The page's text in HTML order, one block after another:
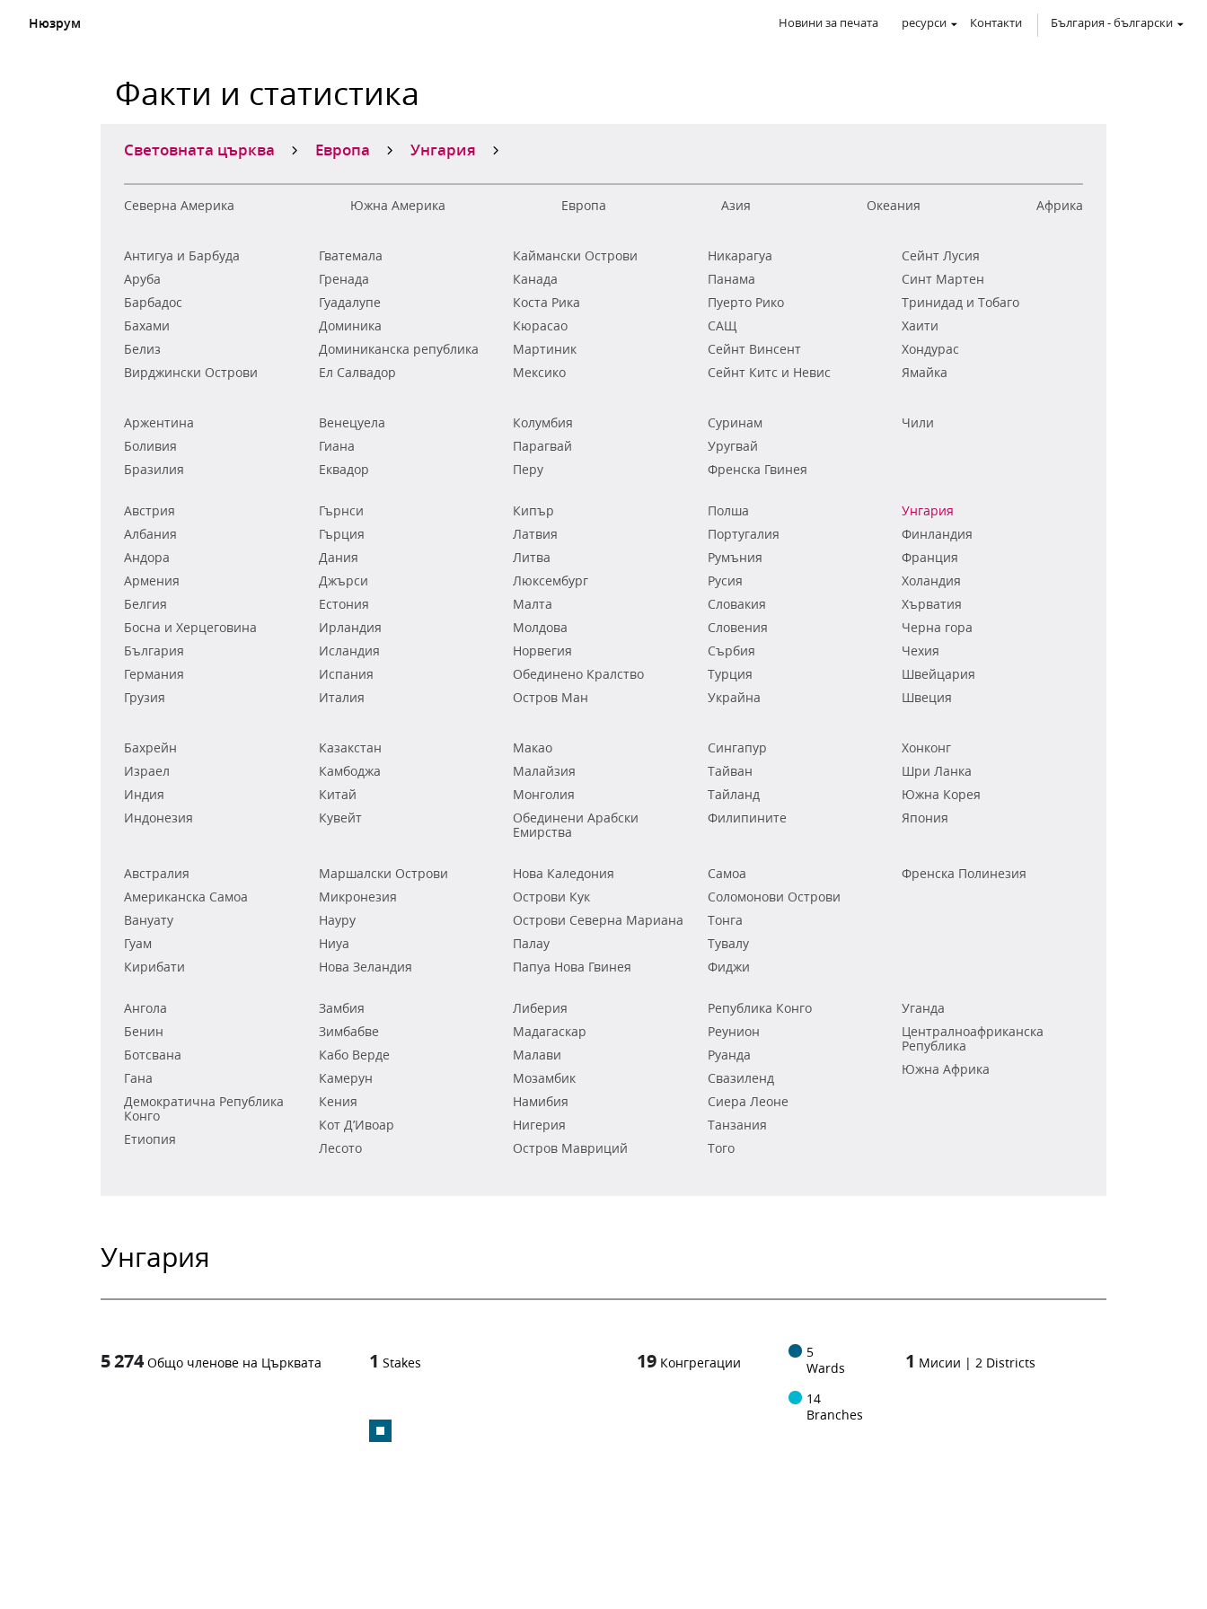
Нюзрум Новини за печата ресурси Контакти България -български
Факти и статистика
Световната църква Европа Унгария
Северна Америка Южна Америка Европа Азия Океания Африка
Антигуа и Барбуда
Аруба
Барбадос
Бахами
Белиз
Вирджински Острови
Гватемала
Гренада
Гуадалупе
Доминика
Доминиканска република
Ел Салвадор
Каймански Острови
Канада
Коста Рика
Кюрасао
Мартиник
Мексико
Никарагуа
Панама
Пуерто Рико
САЩ
Сейнт Винсент
Сейнт Китс и Невис
Сейнт Лусия
Синт Мартен
Тринидад и Тобаго
Хаити
Хондурас
Ямайка
Аржентина
Боливия
Бразилия
Венецуела
Гиана
Еквадор
Колумбия
Парагвай
Перу
Суринам
Уругвай
Френска Гвинея
Чили
Австрия
Албания
Андора
Армения
Белгия
Босна и Херцеговина
България
Германия
Грузия
Гърнси
Гърция
Дания
Джърси
Естония
Ирландия
Исландия
Испания
Италия
Кипър
Латвия
Литва
Люксембург
Малта
Молдова
Норвегия
Обединено Кралство
Остров Ман
Полша
Португалия
Румъния
Русия
Словакия
Словения
Сърбия
Турция
Украйна
Унгария
Финландия
Франция
Холандия
Хърватия
Черна гора
Чехия
Швейцария
Швеция
Бахрейн
Израел
Индия
Индонезия
Казакстан
Камбоджа
Китай
Кувейт
Макао
Малайзия
Монголия
Обединени Арабски
Емирства
Сингапур
Тайван
Тайланд
Филипините
Хонконг
Шри Ланка
Южна Корея
Япония
Австралия
Американска Самоа
Вануату
Гуам
Кирибати
Маршалски Острови
Микронезия
Науру
Ниуа
Нова Зеландия
Нова Каледония
Острови Кук
Острови Северна Мариана
Палау
Папуа Нова Гвинея
Самоа
Соломонови Острови
Тонга
Тувалу
Фиджи
Френска Полинезия
Ангола
Бенин
Ботсвана
Гана
Демократична Република
Конго
Етиопия
Замбия
Зимбабве
Кабо Верде
Камерун
Кения
Кот Д’Ивоар
Лесото
Либерия
Мадагаскар
Малави
Мозамбик
Намибия
Нигерия
Остров Мавриций
Република Конго
Реунион
Руанда
Свазиленд
Сиера Леоне
Танзания
Того
Уганда
Централноафриканска
Република
Южна Африка
Унгария
5 274 Общо членове на Църквата 1 Stakes 19 Конгрегации
5
Wards
14
Branches
1 Мисии | 2 Districts